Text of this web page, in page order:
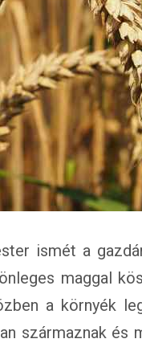
ismét a
maggal
a környék
származnak és